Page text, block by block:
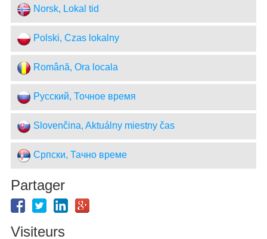
Norsk, Lokal tid
Polski, Czas lokalny
Română, Ora locala
Русский, Точное время
Slovenčina, Aktuálny miestny čas
Српски, Тачно време
Partager
Visiteurs